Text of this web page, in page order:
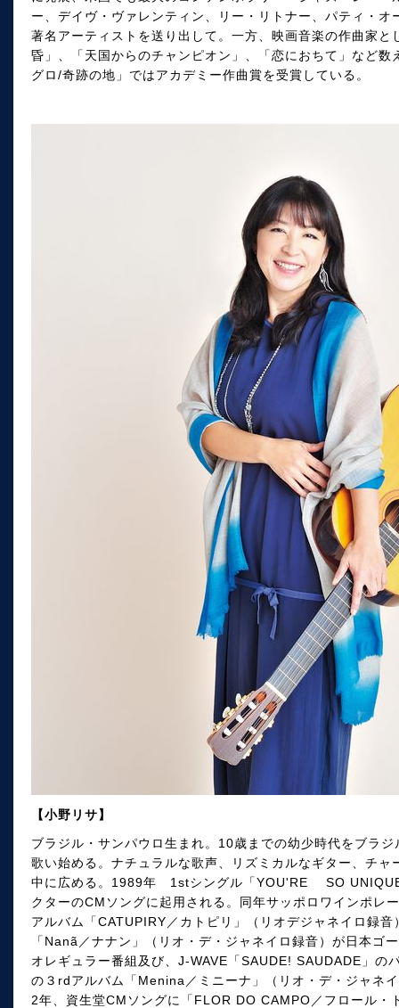
ー、デイヴ・ヴァレンティン、リー・リトナー、パティ・
著名アーティストを送り出して。一方、映画音楽の作曲家
昏」、「天国からのチャンピオン」、「恋におちて」など
グロ/奇跡の地」ではアカデミー作曲賞を受賞している。
【小野リサ】
ブラジル・サンパウロ生まれ。10歳までの幼少時代をブラ
歌い始める。ナチュラルな歌声、リズミカルなギター、チ
中に広める。1989年 1stシングル「YOU'RE SO UNIQUE
クターのCMソングに起用される。同年サッポロワインポレ
アルバム「CATUPIRY／カトピリ」（リオデジャネイロ録
「Nanã／ナナン」（リオ・デ・ジャネイロ録音）が日本ゴ
オレギュラー番組及び、J-WAVE「SAUDE! SAUDADE」の
の３rdアルバム「Menina／ミニーナ」（リオ・デ・ジャネ
2年、資生堂CMソングに「FLOR DO CAMPO／フロール・